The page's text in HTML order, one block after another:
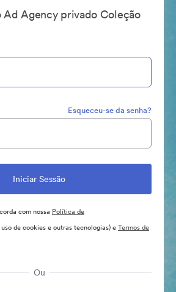
Ad Agency privado Coleção
Esqueceu-se da senha?
com nossa Política de
de cookies e outras tecnologias) eTermos de
Ou